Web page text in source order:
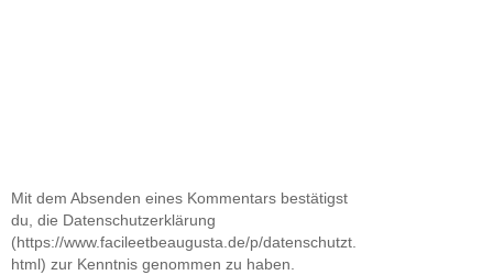
Mit dem Absenden eines Kommentars bestätigst
du, die Datenschutzerklärung
(https://www.facileetbeaugusta.de/p/datenschutzt.
html) zur Kenntnis genommen zu haben.